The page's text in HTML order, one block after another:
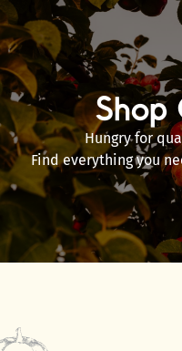
Shop
Hungry for
Find everything you